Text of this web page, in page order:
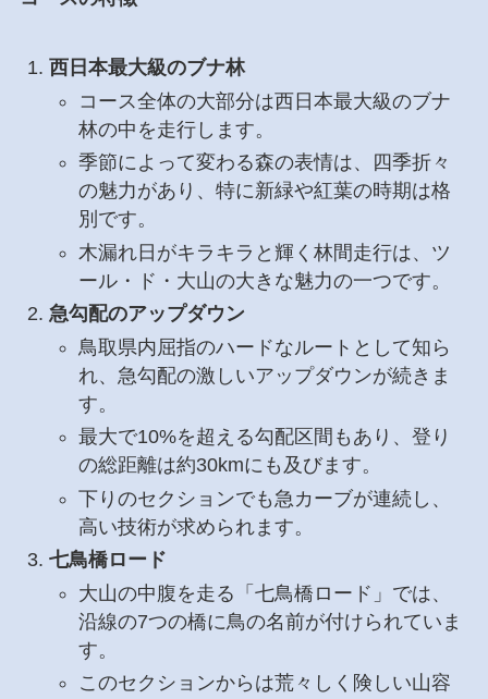
西日本最大級のブナ林
コース全体の大部分は西日本最大級のブナ
林の中を走行します。
季節によって変わる森の表情は、四季折々
の魅力があり、特に新緑や紅葉の時期は格
別です。
木漏れ日がキラキラと輝く林間走行は、ツ
ール・ド・大山の大きな魅力の一つです。
急勾配のアップダウン
鳥取県内屈指のハードなルートとして知ら
れ、急勾配の激しいアップダウンが続きま
す。
最大で10%を超える勾配区間もあり、登り
の総距離は約30kmにも及びます。
下りのセクションでも急カーブが連続し、
高い技術が求められます。
七鳥橋ロード
大山の中腹を走る「七鳥橋ロード」では、
沿線の7つの橋に鳥の名前が付けられていま
す。
このセクションからは荒々しく険しい山容